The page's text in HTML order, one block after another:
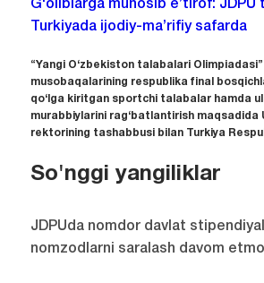
G‘oliblarga munosib e’tirof: JDPU
Turkiyada ijodiy-ma’rifiy safarda
“Yangi O‘zbekiston talabalari
musobaqalarining respublika final
qo‘lga kiritgan sportchi talabalar hamda
murabbiylarini rag‘batlantirish maqsadida
rektorining tashabbusi bilan Turkiya
So'nggi yangiliklar
JDPUda nomdor davlat
nomzodlarni saralash davom